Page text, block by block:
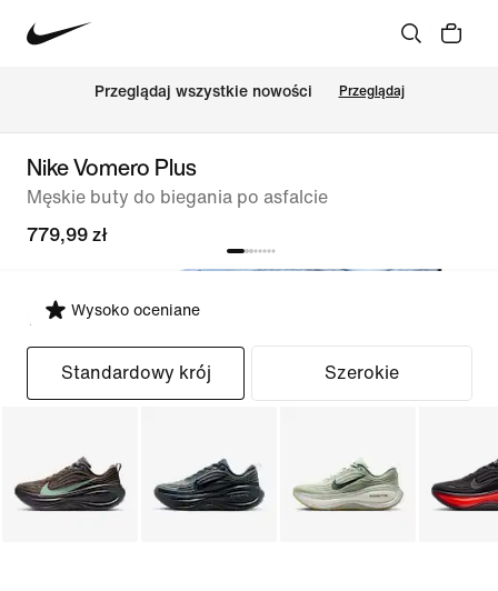
Przeglądaj wszystkie nowości Przeglądaj
Nike Vomero Plus
Męskie buty do biegania po asfalcie
779,99 zł
Wysoko oceniane
Wybierz krój
Standardowy krój Szerokie